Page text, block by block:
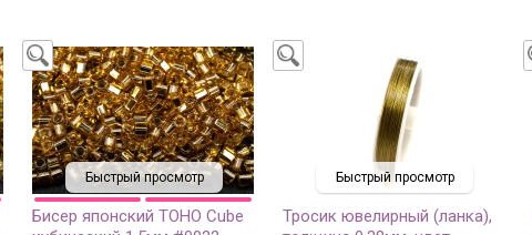
Быстрый просмотр
Бисер японский TOHO Cube
Быстрый просмотр
Тросик ювелирный (ланка),